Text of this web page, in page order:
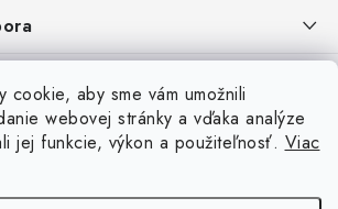
cookie, aby sme vám umožnili
webovej stránky a vďaka analýze
jej funkcie, výkon a použiteľnosť. Viac
Doprava - Packeta Splátky - Home Credit